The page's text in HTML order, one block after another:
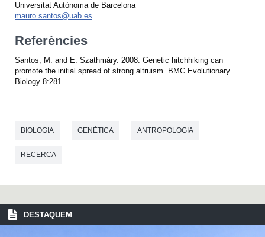
Universitat Autònoma de Barcelona
mauro.santos@uab.es
Referències
Santos, M. and E. Szathmáry. 2008. Genetic hitchhiking can
promote the initial spread of strong altruism. BMC Evolutionary
Biology 8:281.
BIOLOGIA GENÈTICA ANTROPOLOGIA
RECERCA
DESTAQUEM